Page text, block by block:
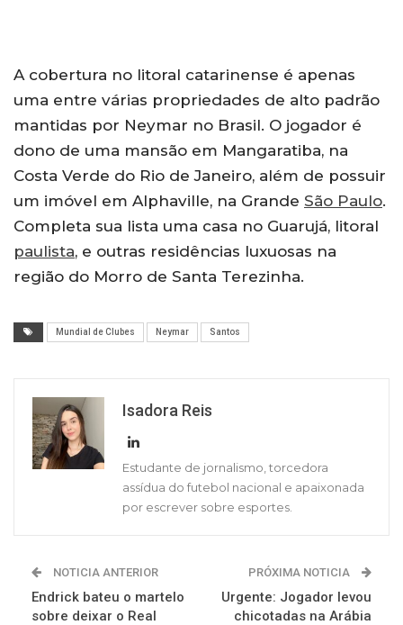
A cobertura no litoral catarinense é apenas
uma entre várias propriedades de alto padrão
mantidas por Neymar no Brasil. O jogador é
dono de uma mansão em Mangaratiba, na
Costa Verde do Rio de Janeiro, além de possuir
um imóvel em Alphaville, na Grande São Paulo.
Completa sua lista uma casa no Guarujá, litoral
paulista, e outras residências luxuosas na
região do Morro de Santa Terezinha.
Mundial de Clubes Neymar Santos
Isadora Reis
Estudante de jornalismo, torcedora
assídua do futebol nacional e apaixonada
por escrever sobre esportes.
NOTICIA ANTERIOR
Endrick bateu o martelo
sobre deixar o Real
PRÓXIMA NOTICIA
Urgente: Jogador levou
chicotadas na Arábia